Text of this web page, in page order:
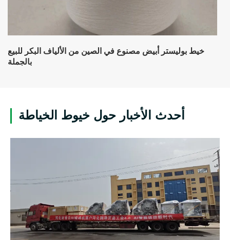
خيط بوليستر أبيض مصنوع في الصين من الألياف البكر للبيع
بالجملة
أحدث الأخبار حول خيوط الخياطة